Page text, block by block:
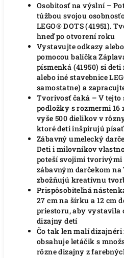
Osobitosť na výslní –
túžbou svojou
LEGO® DOTS (41951).
hneď po otvorení roku
Vystavujte odkazy
pomocou balíčka
písmenká (41950) si
alebo iné stavebnice
samostatne) a
Tvorivosť čaká – V tejto
podložky s rozmermi
vyše 500 dielikov v
ktoré deti inšpirujú
Zábavný umelecký
Deti i milovníkov
poteší svojimi tvorivými
zábavným darčekom na
zbožňujú kreatívnu
Prispôsobiteľná
27 cm na šírku a 12 cm
priestoru, aby vystavila
dizajny detí
Čo tak len malí dizajnéri
obsahuje letáčik s
rôzne dizajny z